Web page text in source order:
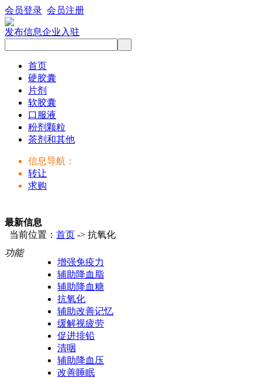
会员登录 会员注册
发布信息企业入驻
首页
硬胶囊
片剂
软胶囊
口服液
粉剂颗粒
茶剂和其他
信息导航：
转让
求购
最新信息
当前位置： 首页 -> 抗氧化
功能
增强免疫力
辅助降血脂
辅助降血糖
抗氧化
辅助改善记忆
缓解视疲劳
促进排铅
清咽
辅助降血压
改善睡眠